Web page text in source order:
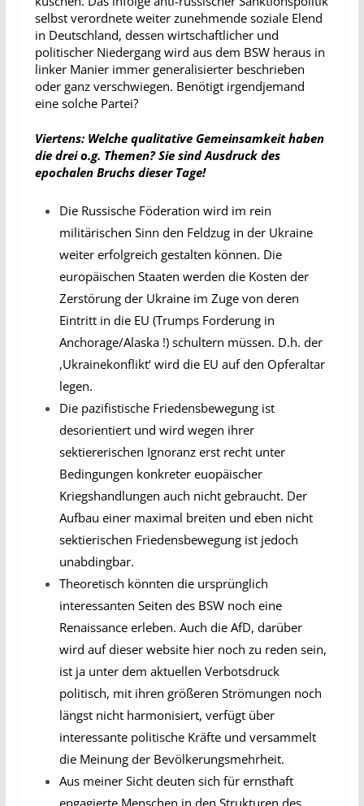
selbst verordnete weiter zunehmende soziale Elend
in Deutschland, dessen wirtschaftlicher und
politischer Niedergang wird aus dem BSW heraus in
linker Manier immer generalisierter beschrieben
oder ganz verschwiegen. Benötigt irgendjemand
eine solche Partei?
Viertens: Welche qualitative Gemeinsamkeit haben
die drei o.g. Themen? Sie sind Ausdruck des
epochalen Bruchs dieser Tage!
Die Russische Föderation wird im rein
militärischen Sinn den Feldzug in der Ukraine
weiter erfolgreich gestalten können. Die
europäischen Staaten werden die Kosten der
Zerstörung der Ukraine im Zuge von deren
Eintritt in die EU (Trumps Forderung in
Anchorage/Alaska !) schultern müssen. D.h. der
‚Ukrainekonflikt‘ wird die EU auf den Opferaltar
legen.
Die pazifistische Friedensbewegung ist
desorientiert und wird wegen ihrer
sektiererischen Ignoranz erst recht unter
Bedingungen konkreter euopäischer
Kriegshandlungen auch nicht gebraucht. Der
Aufbau einer maximal breiten und eben nicht
sektierischen Friedensbewegung ist jedoch
unabdingbar.
Theoretisch könnten die ursprünglich
interessanten Seiten des BSW noch eine
Renaissance erleben. Auch die AfD, darüber
wird auf dieser website hier noch zu reden sein,
ist ja unter dem aktuellen Verbotsdruck
politisch, mit ihren größeren Strömungen noch
längst nicht harmonisiert, verfügt über
interessante politische Kräfte und versammelt
die Meinung der Bevölkerungsmehrheit.
Aus meiner Sicht deuten sich für ernsthaft
engagierte Menschen in den Strukturen des